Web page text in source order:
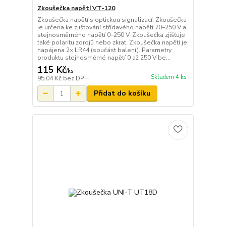
Zkoušečka napětí VT-120
Zkoušečka napětí s optickou signalizací. Zkoušečka
je určena ke zjišťování střídavého napětí 70–250 V a
stejnosměrného napětí 0–250 V. Zkoušečka zjišťuje
také polaritu zdrojů nebo zkrat. Zkoušečka napětí je
napájena 2× LR44 (součást balení). Parametry
produktu stejnosměrné napětí 0 až 250 V be...
115 Kč/ks
95,04 Kč bez DPH Skladem 4 ks
Přidat do košíku